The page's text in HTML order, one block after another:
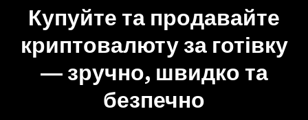
Купуйте та продавайте
криптовалюту за готівку
— зручно, швидко та
безпечно